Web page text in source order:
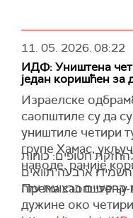
додајући да
Доналда Трампа,
преко Пакистана,
Портпарол
послова поручио
војно уколико
истовремено
дипломатско
"Кад год будемо
борићемо се, а
11. 05. 2026.08:22
ИДФ: Уништена
један коришћен за
Израелске
саопштиле су да
уништиле четири
групе Хамас,
наводе, раније
Према саопштењу
дужине око
חטופים: כוחות
השמידו ארבעה תוואים
ברצועת עזה